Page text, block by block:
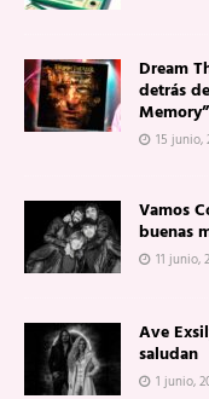
Dream
detrás
Memory”
15 junio,
Vamos
buenas
11 junio,
Ave
saludan
1 junio,